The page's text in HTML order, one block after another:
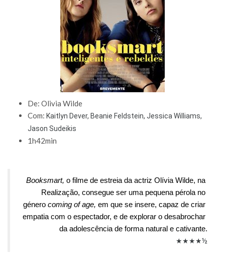
De: Olivia Wilde
Com: Kaitlyn Dever, Beanie Feldstein, Jessica Williams,
Jason Sudeikis
1h42min
Booksmart, o filme de estreia da actriz Olívia Wilde, na
Realização, consegue ser uma pequena pérola no
género coming of age, em que se insere, capaz de criar
empatia com o espectador, e de explorar o desabrochar
da adolescência de forma natural e cativante.
★★★★½